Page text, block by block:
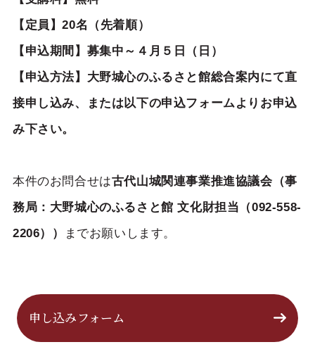
【定員】20名（先着順）
【申込期間】募集中～４月５日（日）
【申込方法】大野城心のふるさと館総合案内にて直
接申し込み、または以下の申込フォームよりお申込
み下さい。
本件のお問合せは古代山城関連事業推進協議会（事
務局：大野城心のふるさと館 文化財担当（092-558-
2206））
までお願いします。
申し込みフォーム